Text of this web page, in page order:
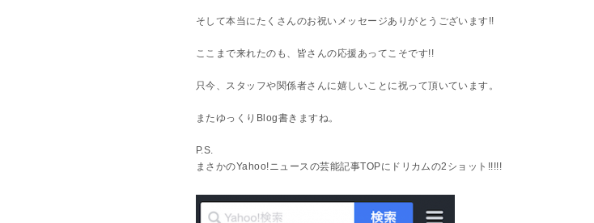
そして本当にたくさんのお祝いメッセージありがとうございます!!
ここまで来れたのも、皆さんの応援あってこそです!!
只今、スタッフや関係者さんに嬉しいことに祝って頂いています。
またゆっくりBlog書きますね。
P.S.
まさかのYahoo!ニュースの芸能記事TOPにドリカムの2ショット!!!!!